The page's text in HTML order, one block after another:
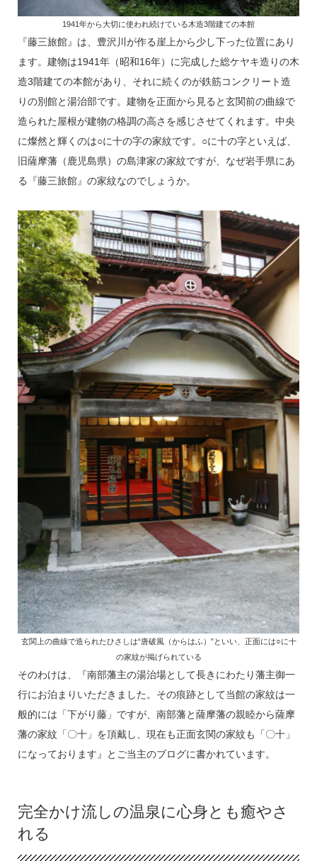
1941年から大切に使われ続けている木造3階建ての本館
『藤三旅館』は、豊沢川が作る崖上から少し下った位置にあり
ます。建物は1941年（昭和16年）に完成した総ケヤキ造りの木
造3階建ての本館があり、それに続くのが鉄筋コンクリート造
りの別館と湯治部です。建物を正面から見ると玄関前の曲線で
造られた屋根が建物の格調の高さを感じさせてくれます。中央
に燦然と輝くのは○に十の字の家紋です。○に十の字といえば、
旧薩摩藩（鹿児島県）の島津家の家紋ですが、なぜ岩手県にあ
る『藤三旅館』の家紋なのでしょうか。
玄関上の曲線で造られたひさしは“唐破風（からはふ）”といい、正面には○に十
の家紋が掲げられている
そのわけは、『南部藩主の湯治場として長きにわたり藩主御一
行にお泊まりいただきました。その痕跡として当館の家紋は一
般的には「下がり藤」ですが、南部藩と薩摩藩の親睦から薩摩
藩の家紋「〇十」を頂戴し、現在も正面玄関の家紋も「〇十」
になっております』とご当主のブログに書かれています。
完全かけ流しの温泉に心身とも癒やさ
れる